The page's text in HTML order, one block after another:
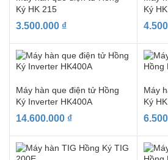
Ký HK 215
3.500.000 ₫
Ký
Máy hàn que điện tử Hồng
Ký Inverter HK400A
14.600.000 ₫
Máy
Ký